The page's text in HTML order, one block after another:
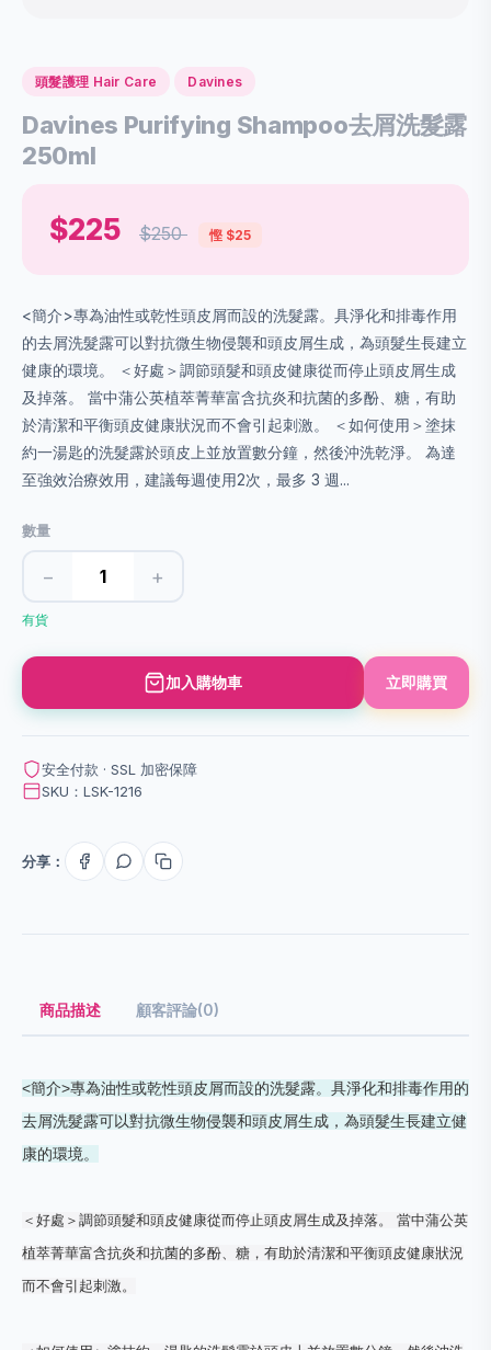
頭髮護理 Hair Care Davines
Davines Purifying Shampoo去屑洗髮露
250ml
$225 $250 慳 $25
<簡介>專為油性或乾性頭皮屑而設的洗髮露。具淨化和排毒作用
的去屑洗髮露可以對抗微生物侵襲和頭皮屑生成，為頭髮生長建立
健康的環境。 ＜好處＞調節頭髮和頭皮健康從而停止頭皮屑生成
及掉落。 當中蒲公英植萃菁華富含抗炎和抗菌的多酚、糖，有助
於清潔和平衡頭皮健康狀況而不會引起刺激。 ＜如何使用＞塗抹
約一湯匙的洗髮露於頭皮上並放置數分鐘，然後沖洗乾淨。 為達
至強效治療效用，建議每週使用2次，最多 3 週...
數量
− +
有貨
加入購物車 立即購買
安全付款 · SSL 加密保障
SKU：LSK-1216
分享：
商品描述 顧客評論(0)
<簡介>專為油性或乾性頭皮屑而設的洗髮露。具淨化和排毒作用的
去屑洗髮露可以對抗微生物侵襲和頭皮屑生成，為頭髮生長建立健
康的環境。
＜好處＞調節頭髮和頭皮健康從而停止頭皮屑生成及掉落。 當中蒲公英
植萃菁華富含抗炎和抗菌的多酚、糖，有助於清潔和平衡頭皮健康狀況
而不會引起刺激。